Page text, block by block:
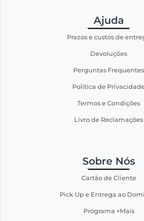
Ajuda
Prazos e custos de
Devoluções
Perguntas Frequentes
Política de
Termos e Condições
Livro de Reclamações
Sobre Nós
Cartão de Cliente
Pick Up e Entrega ao
Programa +Mais